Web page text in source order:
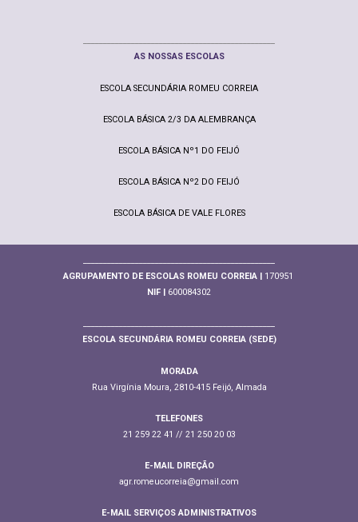
AS NOSSAS ESCOLAS
ESCOLA SECUNDÁRIA ROMEU CORREIA
ESCOLA BÁSICA 2/3 DA ALEMBRANÇA
ESCOLA BÁSICA Nº1 DO FEIJÓ
ESCOLA BÁSICA Nº2 DO FEIJÓ
ESCOLA BÁSICA DE VALE FLORES
AGRUPAMENTO DE ESCOLAS ROMEU CORREIA |
170951
NIF | 600084302
ESCOLA SECUNDÁRIA ROMEU CORREIA (SEDE)
MORADA
Rua Virgínia Moura, 2810-415 Feijó, Almada
TELEFONES
21 259 22 41 // 21 250 20 03
E-MAIL DIREÇÃO
agr.romeucorreia@gmail.com
E-MAIL SERVIÇOS ADMINISTRATIVOS